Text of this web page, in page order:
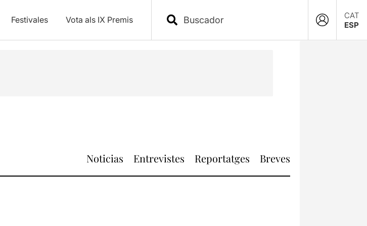
Festivales Vota als IX Premis
CAT
ESP
Noticias Entrevistes Reportatges Breves